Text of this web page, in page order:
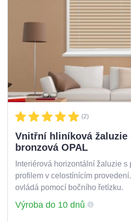
(2)
Vnitřní hliníková žaluzie
bronzová OPAL
Interiérová horizontální žaluzie s
profilem v celostínícím
ovládá pomocí bočního řetízku.
Výroba do 10 dnů